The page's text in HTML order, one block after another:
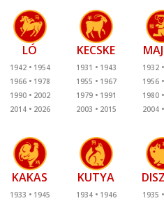
LÓ
1942
1954
1966
1978
1990
2002
2014
2026
KECSKE
1931
1943
1955
1967
1979
1991
2003
2015
1932
1956
1980
2004
KAKAS
1933
1945
KUTYA
1934
1946
1935